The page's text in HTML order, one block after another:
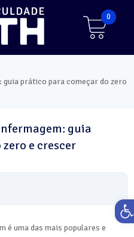
0
guia prático para começar do zero
guia
e crescer
é uma das mais populares e